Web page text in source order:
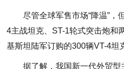
尽管全球军售市场“降温”，
4主战坦克、ST-1轮式突击炮和
基斯坦陆军订购的300辆VT-4坦
据了解，我国新一代外贸